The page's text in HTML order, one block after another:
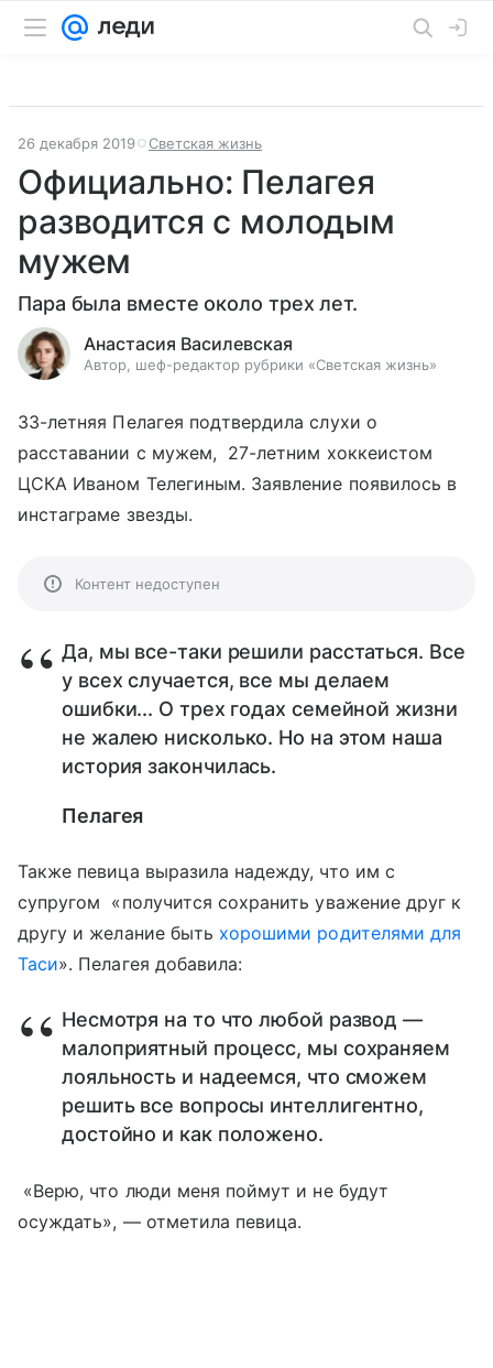
26 декабря 2019 Светская жизнь
Официально: Пелагея
разводится с молодым
мужем
Пара была вместе около трех лет.
Анастасия Василевская
Автор, шеф-редактор рубрики «Светская жизнь»
33-летняя Пелагея подтвердила слухи о
расставании с мужем, 27-летним хоккеистом
ЦСКА Иваном Телегиным. Заявление появилось в
инстаграме звезды.
Контент недоступен
Да, мы все-таки решили расстаться. Все
у всех случается, все мы делаем
ошибки... О трех годах семейной жизни
не жалею нисколько. Но на этом наша
история закончилась.
Пелагея
Также певица выразила надежду, что им с
супругом «получится сохранить уважение друг к
другу и желание быть хорошими родителями для
Таси». Пелагея добавила:
Несмотря на то что любой развод —
малоприятный процесс, мы сохраняем
лояльность и надеемся, что сможем
решить все вопросы интеллигентно,
достойно и как положено.
«Верю, что люди меня поймут и не будут
осуждать», — отметила певица.